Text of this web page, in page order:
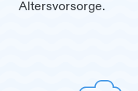
Altersvorsorge.